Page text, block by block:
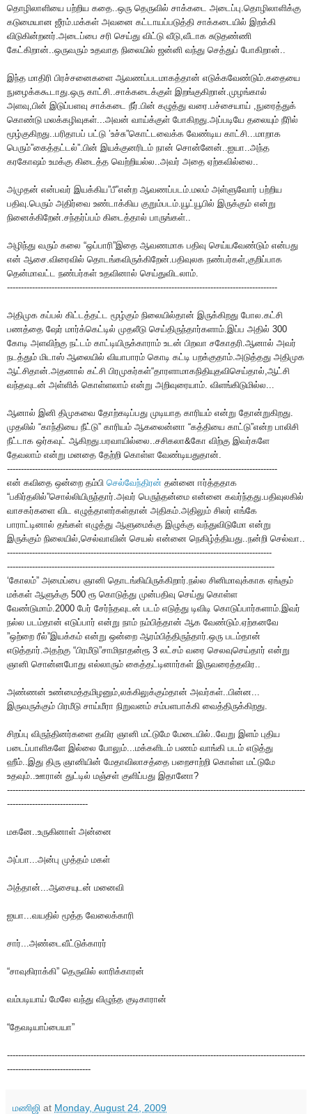
தொழிலாளியை பற்றிய கதை..ஒரு தெருவில் சாக்கடை அடைப்பு.தொழிலாளிக்கு
கடுமையான ஜீரம்.மக்கள் அவனை கட்டாயப்படுத்தி சாக்கடையில் இறக்கி
விடுகின்றனர்.அடைப்பை சரி செய்து விட்டு வீடு,வீடாக சுடுதண்ணி
கேட்கிறான்..ஒருவரும் உதவாத நிலையில் ஜன்னி வந்து செத்துப் போகிறான்..
இந்த மாதிரி பிரச்சனைகளை ஆவணப்படமாகத்தான் எடுக்கவேண்டும்.கதையை
நுழைக்ககூடாது.ஒரு காட்சி..சாக்கடைக்குள் இறங்குகிறான்.முழங்கால்
அளவு,பின் இடுப்பளவு சாக்கடை நீர்.பின் கழுத்து வரை.பச்சையாய் ,நுரைத்துக்
கொண்டு மலக்கழிவுகள்...அவன் வாய்க்குள் போகிறது.அப்படியே தலையும் நீரில்
மூழ்குகிறது..பரிதாபப் பட்டு ’உச்சு”கொட்டவைக்க வேண்டிய காட்சி...மாறாக
பெரும்”கைத்தட்டல்”.பின் இயக்குனரிடம் நான் சொன்னேன்..ஐயா..அந்த
கரகோஷம் உமக்கு கிடைத்த வெற்றியல்ல..அவர் அதை ஏற்கவில்லை..
அமுதன் என்பவர் இயக்கிய”பீ”என்ற ஆவணப்படம்.மலம் அள்ளுவோர் பற்றிய
பதிவு.பெரும் அதிர்வை உண்டாக்கிய குறும்படம்.யூட்யூபில் இருக்கும் என்று
நினைக்கிறேன்.சந்தர்ப்பம் கிடைத்தால் பாருங்கள்..
அழிந்து வரும் கலை “ஒப்பாரி”இதை ஆவணமாக பதிவு செய்யவேண்டும் என்பது
என் ஆசை.விரைவில் தொடங்கவிருக்கிறேன்.பதிவுலக நண்பர்கள்,குறிப்பாக
தென்மாவட்ட நண்பர்கள் உதவினால் செய்துவிடலாம்.
-------------------------------------------------------------------------------------------------
அதிமுக கப்பல் கிட்டத்தட்ட மூழ்கும் நிலையில்தான் இருக்கிறது போல.கட்சி
பணத்தை ஷேர் மார்க்கெட்டில் முதலீடு செய்திருந்தார்களாம்.இப்ப அதில் 300
கோடி அளவிற்கு நட்டம் காட்டியிருக்காராம் உடன் பிறவா சகோதரி.ஆனால் அவர்
நடத்தும் மிடாஸ் ஆலையில் வியாபாரம் கொடி கட்டி பறக்குதாம்.அடுத்தது அதிமுக
ஆட்சிதான்.அதனால் கட்சி பிரமுகர்கள்“தாரளாமாகநிதியுதவிசெய்தால்,ஆட்சி
வந்தவுடன் அள்ளிக் கொள்ளலாம் என்று அறிவுரையாம். விளங்கிடுமில்ல...
ஆனால் இனி திமுகவை தோற்கடிப்பது முடியாத காரியம் என்று தோன்றுகிறது.
முதலில் “காந்தியை நீட்டு” காரியம் ஆகலைன்னா “கத்தியை காட்டு”என்ற பாலிசி
நீட்டாக ஒர்கவுட் ஆகிறது.பரவாயில்லை..சசிகலா&கோ விற்கு இவர்களே
தேவலாம் என்று மனதை தேற்றி கொள்ள வேண்டியதுதான்.
-------------------------------------------------------------------------------------------------
என் கவிதை ஒன்றை தம்பி செல்வேந்திரன் தன்னை ஈர்த்ததாக
“பகிர்தலில்”சொல்லியிருந்தார்.அவர் பெருந்தன்மை என்னை கவர்ந்தது.பதிவுலகில்
வாசகர்களை விட எழுத்தாளர்கள்தான் அதிகம்.அதிலும் சிலர் எங்கே
பாராட்டினால் தங்கள் எழுத்து ஆளுமைக்கு இழுக்கு வந்துவிடுமோ என்று
இருக்கும் நிலையில்,செல்வாவின் செயல் என்னை நெகிழ்த்தியது..நன்றி செல்வா..
-----------------------------------------------------------------------------------------------
------------------------------------------------------------------------------------------------
‘கோலம்” அமைப்பை ஞானி தொடங்கியிருக்கிறார்.நல்ல சினிமாவுக்காக ஏங்கும்
மக்கள் ஆளுக்கு 500 ரூ கொடுத்து முன்பதிவு செய்து கொள்ள
வேண்டுமாம்.2000 பேர் சேர்ந்தவுடன் படம் எடுத்து டிவிடி கொடுப்பார்களாம்.இவர்
நல்ல படம்தான் எடுப்பார் என்று நாம் நம்பித்தான் ஆக வேண்டும்.ஏற்கனவே
”ஒற்றை ரீல்”இயக்கம் என்று ஒன்றை ஆரம்பித்திருந்தார்.ஒரு படம்தான்
எடுத்தார்.அதற்கு “பிரமீடு”சாமிநாதன்ரூ 3 லட்சம் வரை செலவுசெய்தார் என்று
ஞானி சொன்னபோது எல்லாரும் கைத்தட்டினார்கள் இருவரைத்தவிர..
அண்ணன் உண்மைத்தமிழனும்,லக்கிலுக்கும்தான் அவர்கள்..பின்ன...
இருவருக்கும் பிரமீடு சாய்மீரா நிறுவனம் சம்பளபாக்கி வைத்திருக்கிறது.
சிறப்பு விருந்தினர்களை தவிர ஞானி மட்டுமே மேடையில்..வேறு இளம் புதிய
படைப்பாளிகளே இல்லை போலும்...மக்களிடம் பணம் வாங்கி படம் எடுத்து
ஹீம்..இது திரு ஞானியின் மேதாவிலாசத்தை பறைசாற்றி கொள்ள மட்டுமே
உதவும்..ஊரான் துட்டில் மஞ்சள் குளிப்பது இதானோ?
-----------------------------------------------------------------------------------------------------------
-----------------------------
மகனே..உருகினாள் அன்னை
அப்பா...அன்பு முத்தம் மகள்
அத்தான்...ஆசையுடன் மனைவி
ஐயா...வயதில் மூத்த வேலைக்காரி
சார்...அண்டைவீட்டுக்காரர்
“சாவுகிராக்கி” தெருவில் லாரிக்காரன்
வம்படியாய் மேலே வந்து விழுந்த குடிகாரான்
“தேவடியாப்பையா”
-----------------------------------------------------------------------------------------------------------
------------------------------
மணிஜி at Monday, August 24, 2009